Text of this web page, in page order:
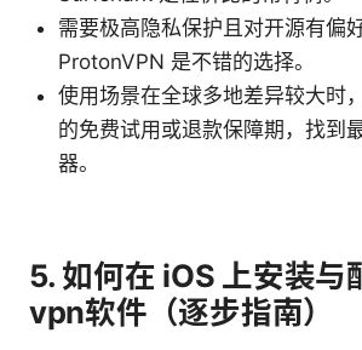
需要极高隐私保护且对开源有偏好
ProtonVPN 是不错的选择。
使用场景在全球多地差异较大时
的免费试用或退款保障期，找到
器。
5. 如何在 iOS 上安装与
vpn软件（逐步指南）